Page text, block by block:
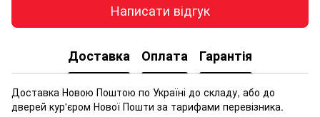
Написати відгук
Доставка Оплата Гарантія
Доставка Новою Поштою по Україні до складу, або до
дверей кур'єром Нової Пошти за тарифами перевізника.